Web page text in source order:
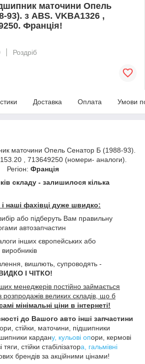
маточини Опель
93). з ABS. VKBA1326 ,
Франція!
Роздріб
Доставка Оплата Умови
маточини Опель Сенатор Б (1988-93).
, 713649250 (номери- аналоги).
Франція
складу - залишилося кілька
і наші фахівці дуже швидко:
або підберуть Вам правильну
автозапчастин
інших європейських або
вишлють, супроводять -
І ЧІТКО!
менеджерів постійно займається
великих складів, що б
мінімальні ціни в інтернеті!
до Вашого авто інші запчастини
стійки, маточини, підшипники
кардану, кульові опори, кермові
стійки стабілізатора, гальмівні
брендів за акційними цінами!